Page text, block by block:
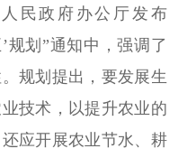
民政府办公厅发布
规划”通知中，强调了
规划提出，要发展生
技术，以提升农业的
应开展农业节水、耕